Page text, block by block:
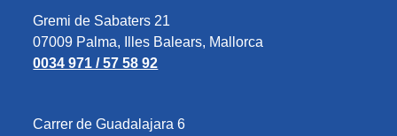
Gremi de Sabaters 21
07009 Palma, Illes Balears, Mallorca
0034 971 / 57 58 92
Carrer de Guadalajara 6